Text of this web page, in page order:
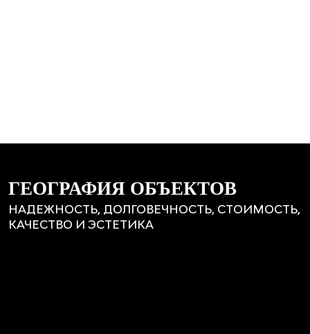
ГЕОГРАФИЯ ОБЪЕКТОВ
НАДЕЖНОСТЬ, ДОЛГОВЕЧНОСТЬ, СТОИМОСТЬ,
КАЧЕСТВО И ЭСТЕТИКА